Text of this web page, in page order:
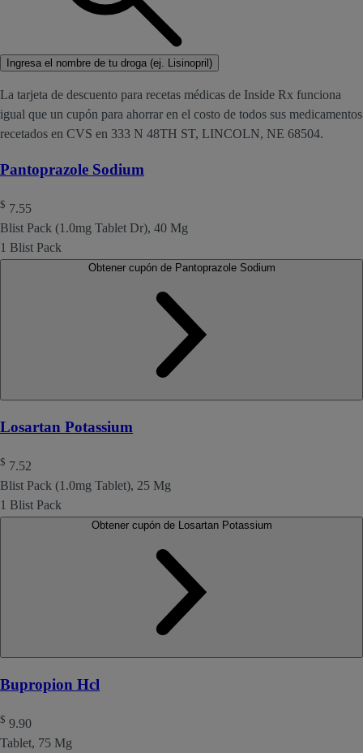
Ingresa el nombre de tu droga (ej. Lisinopril)
La tarjeta de descuento para recetas médicas de Inside Rx funciona
igual que un cupón para ahorrar en el costo de todos sus medicamentos
recetados en CVS en 333 N 48TH ST, LINCOLN, NE 68504.
Pantoprazole Sodium
$ 7.55
Blist Pack (1.0mg Tablet Dr), 40 Mg
1 Blist Pack
Losartan Potassium
$ 7.52
Blist Pack (1.0mg Tablet), 25 Mg
1 Blist Pack
Bupropion Hcl
$ 9.90
Tablet, 75 Mg